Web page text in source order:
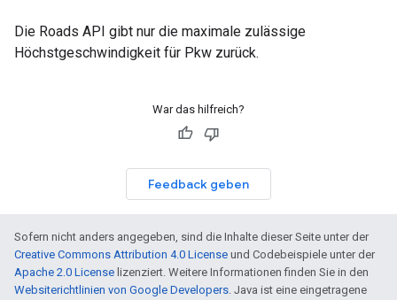
Die Roads API gibt nur die maximale zulässige
Höchstgeschwindigkeit für Pkw zurück.
War das hilfreich?
Feedback geben
Sofern nicht anders angegeben, sind die Inhalte dieser Seite unter der
Creative Commons Attribution 4.0 License und Codebeispiele unter der
Apache 2.0 License lizenziert. Weitere Informationen finden Sie in den
Websiterichtlinien von Google Developers. Java ist eine eingetragene